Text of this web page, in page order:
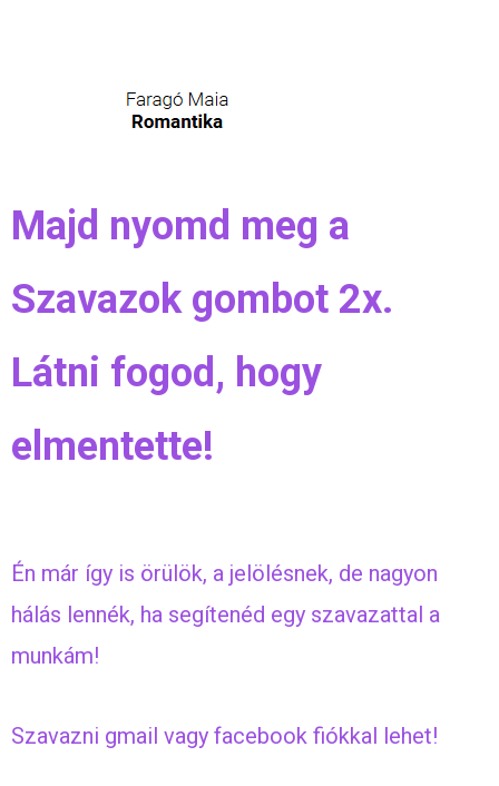
Majd nyomd meg a
Szavazok gombot 2x.
Látni fogod, hogy
elmentette!
Én már így is örülök, a jelölésnek, de nagyon
hálás lennék, ha segítenéd egy szavazattal a
munkám!
Szavazni gmail vagy facebook fiókkal lehet!